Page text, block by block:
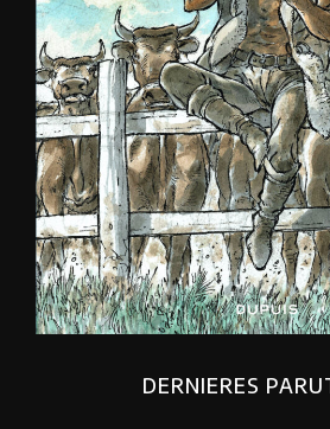
DERNIERES